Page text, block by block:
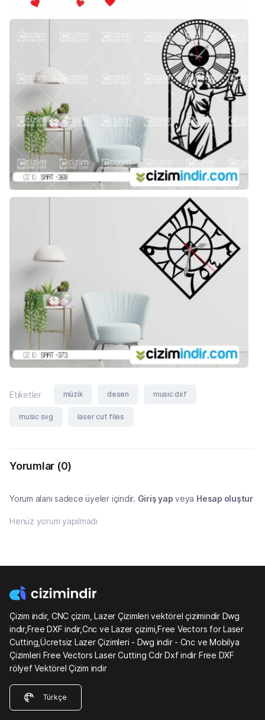
Etiketler müzik desen music dxf
music svg laser cut files
Yorumlar (0)
Yorum alanı sadece üyeler içindir. Giriş yap veya Hesap oluştur
Henüz yorum yapılmadı
Çizim indir, CNC çizim, Lazer Çizimleri vektörel çizimindir Dwg
indir,Free DXF indir,Cnc ve Lazer çizimi,Free Vectors for Laser
Cutting,Ücretsiz Lazer Çizimleri - Dwg indir - Cnc ve Mobilya
Çizimleri Free Vectors Laser Cutting Cdr Dxf indir Free DXF
rölyef Vektörel Çizim indir
Türkçe